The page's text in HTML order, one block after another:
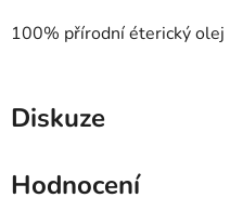
100% přírodní éterický olej
Diskuze
Hodnocení